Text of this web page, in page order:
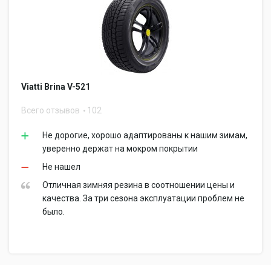
Viatti Brina V-521
Всего отзывов 102
Не дорогие, хорошо адаптированы к нашим зимам,
уверенно держат на мокром покрытии
Не нашел
Отличная зимняя резина в соотношении цены и
качества. За три сезона эксплуатации проблем не
было.